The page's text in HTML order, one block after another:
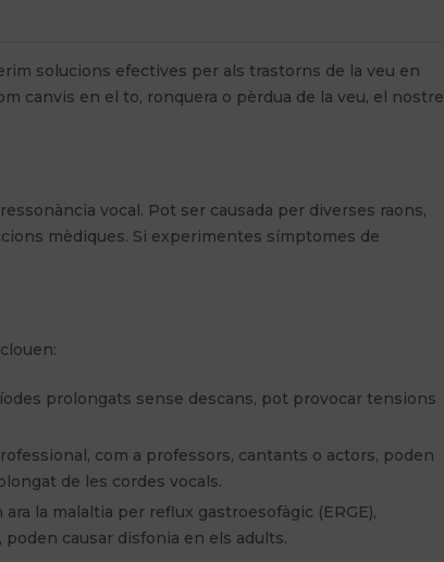
solucions efectives per als trastorns de la veu en
canvis en el to, ronquera o pèrdua de la veu, el nostre
vocal. Pot ser causada per diverses raons,
mèdiques. Si experimentes símptomes de
prolongats sense descans, pot provocar tensions
com a professors, cantants o actors, poden
de les cordes vocals.
la malaltia per reflux gastroesofàgic (ERGE),
poden causar disfonia en els adults.